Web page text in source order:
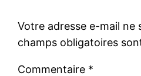
Votre adresse e-mail ne
champs obligatoires
Commentaire *